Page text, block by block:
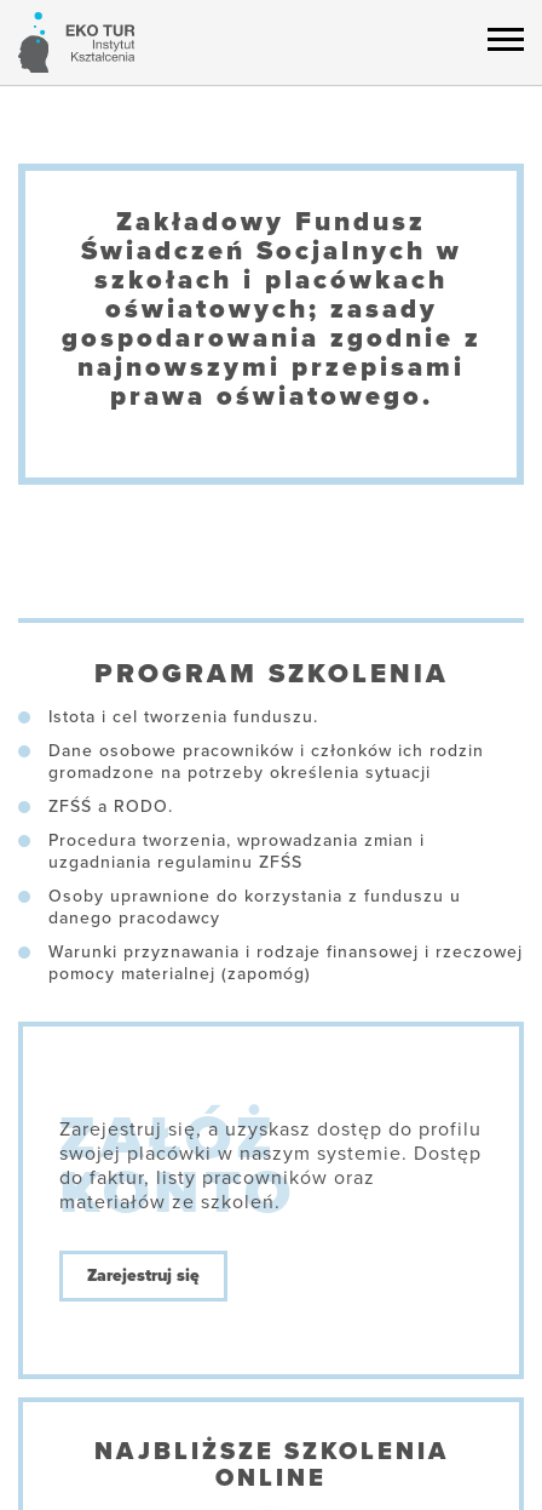
Zakładowy Fundusz
Świadczeń Socjalnych w
szkołach i placówkach
oświatowych; zasady
gospodarowania zgodnie z
najnowszymi przepisami
prawa oświatowego.
PROGRAM SZKOLENIA
Istota i cel tworzenia funduszu.
Dane osobowe pracowników i członków ich rodzin
gromadzone na potrzeby określenia sytuacji
ZFŚŚ a RODO.
Procedura tworzenia, wprowadzania zmian i
uzgadniania regulaminu ZFŚS
Osoby uprawnione do korzystania z funduszu u
danego pracodawcy
Warunki przyznawania i rodzaje finansowej i rzeczowej
pomocy materialnej (zapomóg)
Zarejestruj się, a uzyskasz dostęp do profilu
swojej placówki w naszym systemie. Dostęp
do faktur, listy pracowników oraz
materiałów ze szkoleń.
Zarejestruj się
NAJBLIŻSZE SZKOLENIA
ONLINE